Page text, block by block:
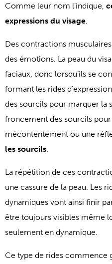
Comme leur nom l’indique,
expressions du visage
Des contractions
des émotions. La peau du
faciaux, donc lorsqu’ils se
formant les rides
des sourcils pour marquer la
froncement des sourcils
mécontentement ou une
les sourcils
La répétition de ces
une cassure de la peau. Les
dynamiques vont ainsi finir
être toujours visibles même
seulement en dynamique.
Ce type de rides commence